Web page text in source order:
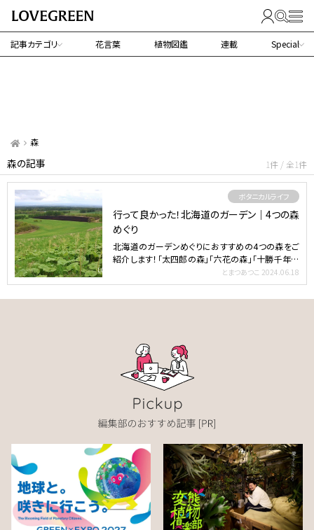
記事カテゴリ 花言葉 植物図鑑 連載 Special
森
森の記事 1件 / 全1件
ボタニカルライフ
行って良かった！北海道のガーデン｜4つの森
めぐり
北海道のガーデンめぐりにおすすめの4つの森をご
紹介します！「太四郎の森」「六花の森」「十勝千年の
とまつあつこ 2024.06.18